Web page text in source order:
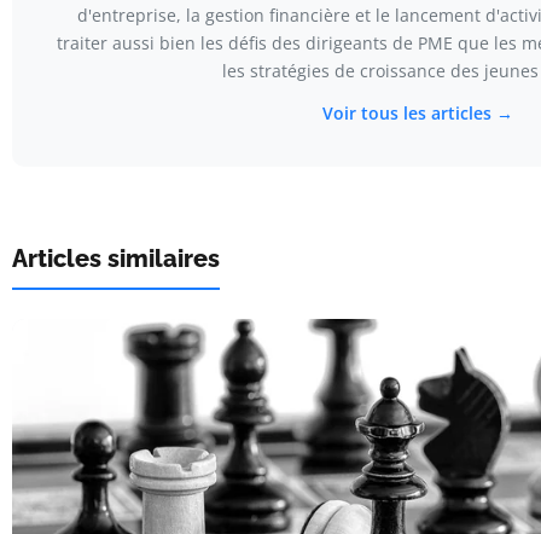
d'entreprise, la gestion financière et le lancement
traiter aussi bien les défis des dirigeants de PME que les
les stratégies de croissance des
Voir tous les articles →
Articles similaires